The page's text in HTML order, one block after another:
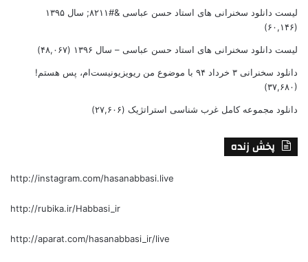
لیست دانلود سخنرانی های استاد حسن عباسی &#۸۲۱۱; سال ۱۳۹۵
(۶۰,۱۴۶)
لیست دانلود سخنرانی های استاد حسن عباسی – سال ۱۳۹۶ (۴۸,۰۶۷)
دانلود سخنرانی ۳ خرداد ۹۴ با موضوع من ریویزیونیست‌ام، پس هستم!
(۳۷,۶۸۰)
دانلود مجموعه کامل غرب شناسی استراتژیک (۲۷,۶۰۶)
پخش زنده
http://instagram.com/hasanabbasi.live
http://rubika.ir/Habbasi_ir
http://aparat.com/hasanabbasi_ir/live